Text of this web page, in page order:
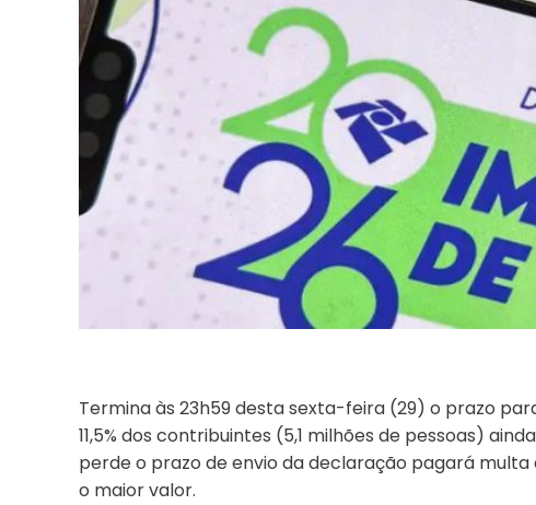
Termina às 23h59 desta sexta-feira (29) o prazo
11,5% dos contribuintes (5,1 milhões de pessoas)
perde o prazo de envio da declaração pagará multa
o maior valor.